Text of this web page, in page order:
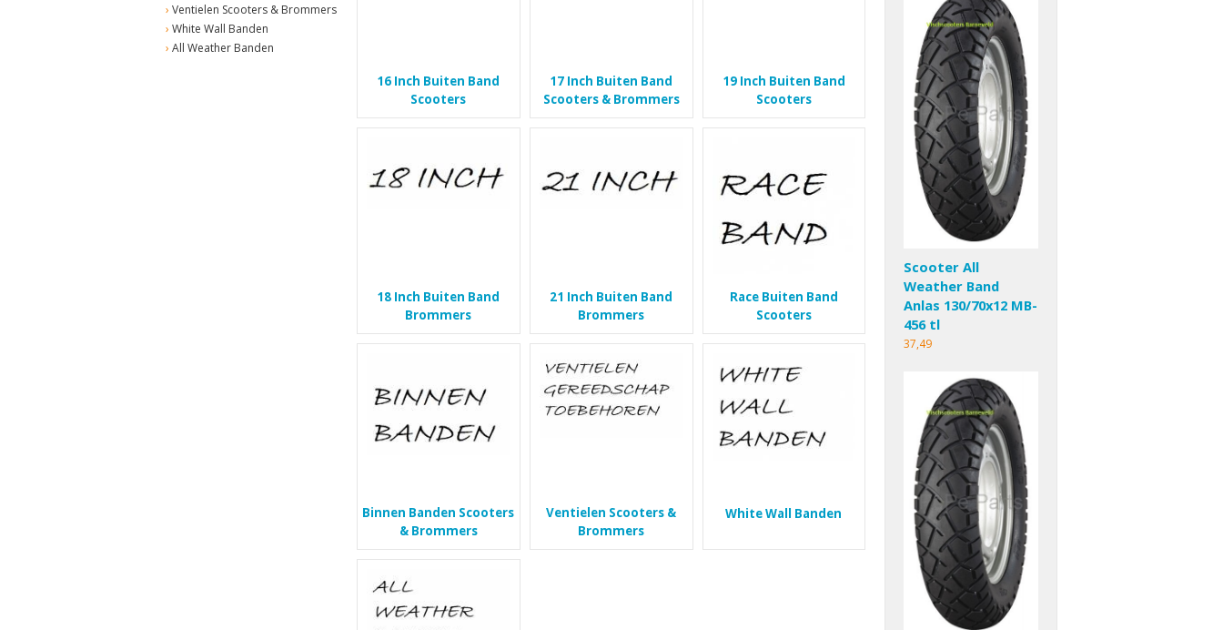
Ventielen Scooters & Brommers
White Wall Banden
All Weather Banden
16 Inch Buiten Band
Scooters
17 Inch Buiten Band
Scooters & Brommers
19 Inch Buiten Band
Scooters
18 Inch Buiten Band
Brommers
21 Inch Buiten Band
Brommers
Race Buiten Band
Scooters
Binnen Banden Scooters
& Brommers
Ventielen Scooters &
Brommers
White Wall Banden
Scooter All
Weather Band
Anlas 130/70x12 MB-
456 tl
37,49